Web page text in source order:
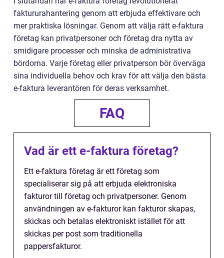
faktururahantering genom att erbjuda effektivare och
mer praktiska lösningar. Genom att välja rätt e-faktura
företag kan privatpersoner och företag dra nytta av
smidigare processer och minska de administrativa
bördorna. Varje företag eller privatperson bör överväga
sina individuella behov och krav för att välja den bästa
e-faktura leverantören för deras verksamhet.
FAQ
Vad är ett e-faktura företag?
Ett e-faktura företag är ett företag som
specialiserar sig på att erbjuda elektroniska
fakturor till företag och privatpersoner. Genom
användningen av e-fakturor kan fakturor skapas,
skickas och betalas elektroniskt istället för att
skickas per post som traditionella
pappersfakturor.